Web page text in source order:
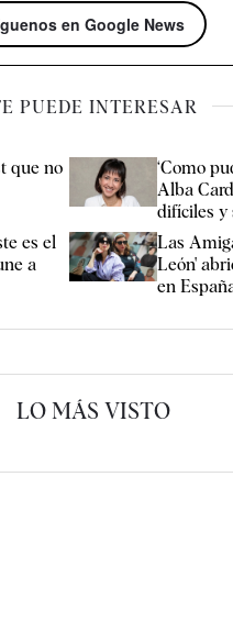
en Google News
PUEDE INTERESAR
que no
‘Como
Alba
difíciles y
es el
a
Las
León'
en
LO MÁS VISTO